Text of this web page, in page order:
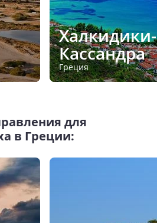
Халкидики-
Кассандра
Греция
для
в Греции: